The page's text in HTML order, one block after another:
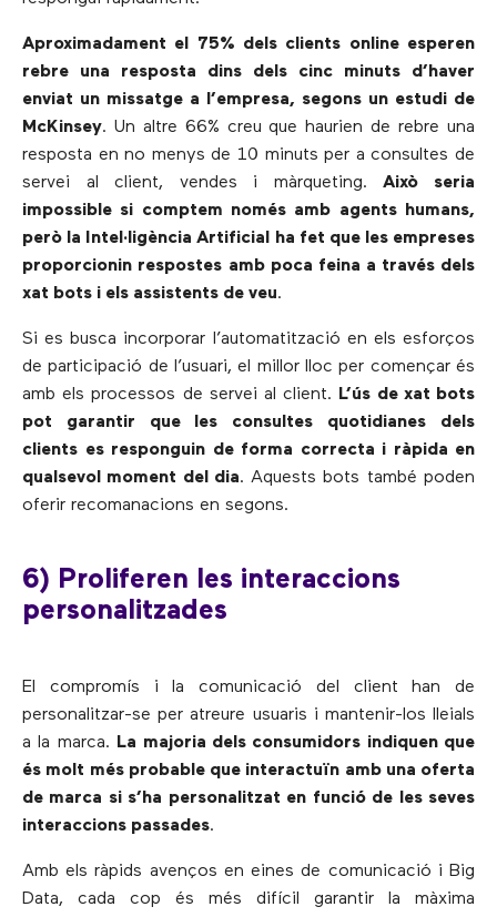
Aproximadament el 75% dels clients online esperen
rebre una resposta dins dels cinc minuts d’haver
enviat un missatge a l’empresa, segons un estudi de
McKinsey. Un altre 66% creu que haurien de rebre una
resposta en no menys de 10 minuts per a consultes de
servei al client, vendes i màrqueting.Això seria
impossible si comptem només amb agents humans,
però la Intel·ligència Artificial ha fet que les empreses
proporcionin respostes amb poca feina a través dels
xat bots i els assistents de veu.
Si es busca incorporar l’automatització en els esforços
de participació de l’usuari, el millor lloc per començar és
amb els processos de servei al client.
L’ús de xat bots
pot garantir que les consultes quotidianes dels
clients es responguin de forma correcta i ràpida en
qualsevol moment del dia. Aquests bots també poden
oferir recomanacions en segons.
6) Proliferen les interaccions
personalitzades
El compromís i la comunicació del client han de
personalitzar-se per atreure usuaris i mantenir-los lleials
a la marca.
La majoria dels consumidors indiquen que
és molt més probable que interactuïn amb una oferta
de marca si s’ha personalitzat en funció de les seves
interaccions passades.
Amb els ràpids avenços en eines de comunicació i Big
Data, cada cop és més difícil garantir la màxima